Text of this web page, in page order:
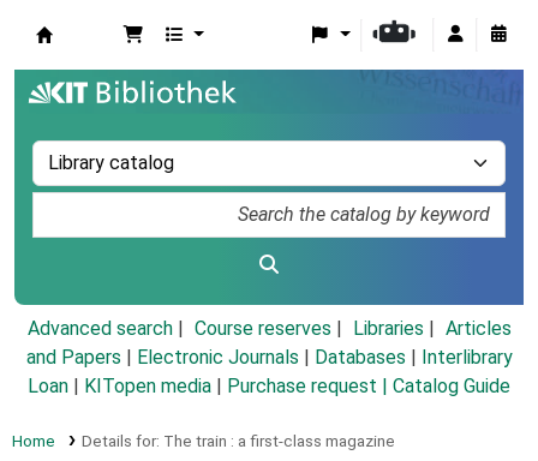
Advanced search Course reserves Libraries
Articles
and Papers
Electronic Journals Databases
Interlibrary
Loan
KITopen media Purchase request | Catalog Guide
Home Details for: The train : a first-class magazine